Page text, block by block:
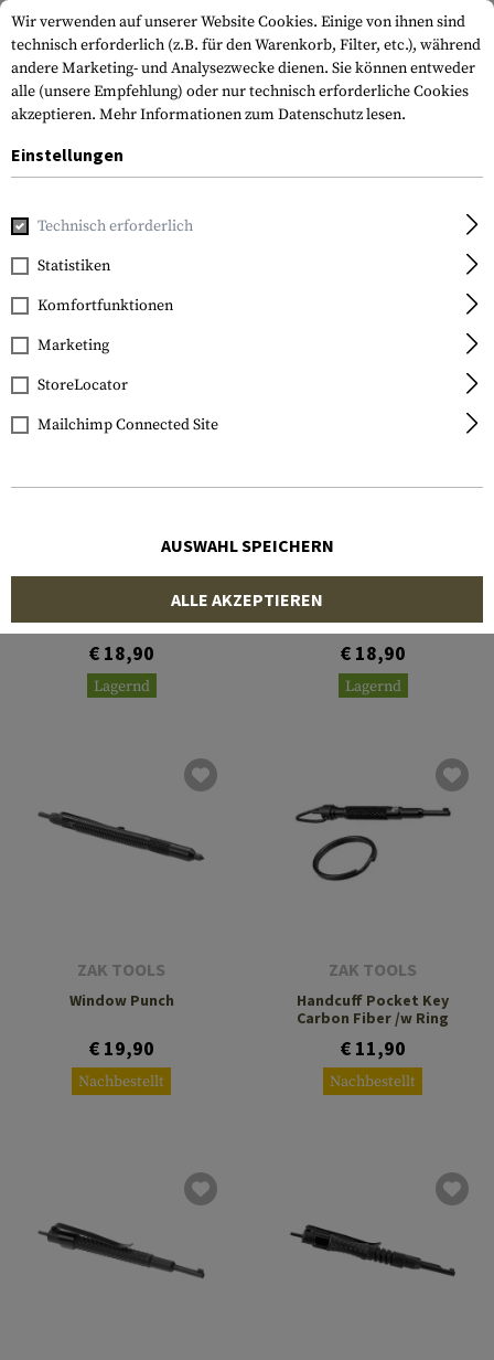
Home Ausrüstung Schließmittel
FILTER
PERFECTA
HC600 Carbon Steel
Handcuff
€ 18,90
Lagernd
PERFECTA
HC500 Carbon Steel
Handcuff
€ 18,90
Lagernd
ZAK TOOLS
Window Punch
€ 19,90
Nachbestellt
ZAK TOOLS
Handcuff Pocket Key
Carbon Fiber /w Ring
€ 11,90
Nachbestellt
Wir verwenden auf unserer Website Cookies. Einige von ihnen sind
technisch erforderlich (z.B. für den Warenkorb, Filter, etc.), während
andere Marketing- und Analysezwecke dienen. Sie können entweder
alle (unsere Empfehlung) oder nur technisch erforderliche Cookies
akzeptieren. Mehr Informationen zum Datenschutz lesen.
Einstellungen
Technisch erforderlich
Statistiken
Komfortfunktionen
Marketing
StoreLocator
Mailchimp Connected Site
AUSWAHL SPEICHERN
ALLE AKZEPTIEREN